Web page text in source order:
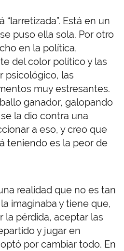
“larretizada”. Está en un
puso ella sola. Por otro
en la política,
del color político y las
psicológico, las
muy estresantes.
ganador, galopando
la dio contra una
a eso, y creo que
teniendo es la peor de
realidad que no es tan
imaginaba y tiene que,
la pérdida, aceptar las
y jugar en
por cambiar todo. En